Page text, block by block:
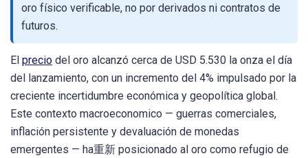
oro físico verificable, no por derivados ni contratos de
futuros.
El precio del oro alcanzó cerca de USD 5.530 la onza el día
del lanzamiento, con un incremento del 4% impulsado por la
creciente incertidumbre económica y geopolítica global.
Este contexto macroeconomico — guerras comerciales,
inflación persistente y devaluación de monedas
emergentes — ha重新 posicionado al oro como refugio de